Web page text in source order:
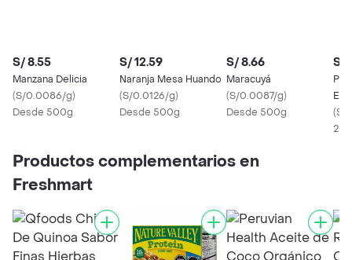
S/ 8.55
Manzana Delicia
(S/0.0086/g)
Desde 500g
S/ 12.59
Naranja Mesa Huando
(S/0.0126/g)
Desde 500g
S/ 8.66
Maracuyá
(S/0.0087/g)
Desde 500g
S/
(S/
Productos complementarios en
Freshmart